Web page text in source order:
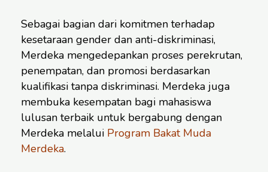
Sebagai bagian dari komitmen terhadap
kesetaraan gender dan anti-diskriminasi,
Merdeka mengedepankan proses perekrutan,
penempatan, dan promosi berdasarkan
kualifikasi tanpa diskriminasi. Merdeka juga
membuka kesempatan bagi mahasiswa
lulusan terbaik untuk bergabung dengan
Merdeka melalui Program Bakat Muda
Merdeka.